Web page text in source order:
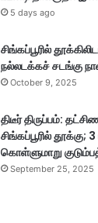
5 days ago
சிங்கப்பூரில்
நல்லடக்கச் சடங்கு
October 9, 2025
திடீர் திருப்பம்:
சிங்கப்பூரில்
கொள்ளுமாறு
September 25, 2025